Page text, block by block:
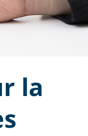
la